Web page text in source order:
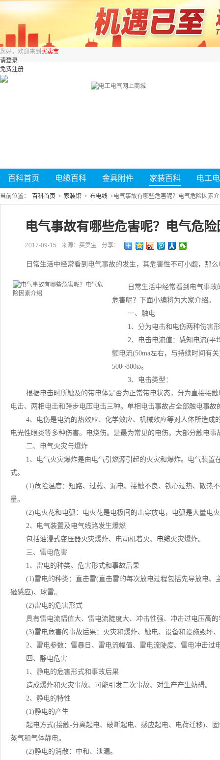
您好，欢迎来到 买卖宝
请登录
免费注册
百科首页 电缆百科 金具附件 家装百科 电工
当前位置： 百科首页 > 家装馆 > 布电线 >电气事故有哪些危害呢？电气危险因素
电气事故有哪些危害呢？电气危
2017-09-15 来源：买卖宝 分享：
日常生活中经常看到电气事故的发生，其危害性不可小觑，那
日常生活中经常看到电气事
危害呢？下面小编将为大家介绍。
一、触电
1、分为电击和电伤两种伤害
2、电击电流值：感知电流(平
颤电流(50ma左右，与持续时间有
500~800ω。
3、电击类型：
根据电击时所触及的带电体是否为正常带电状态，分为直接接
电击、两相电击和跨步电压电击三种。单相电击事故占全部触电事故
4、电伤是电流的热效应、化学效应、机械效应等对人体所造
电光性眼炎等多种伤害。电烧伤。是最为常见的电伤。大部分触电
二、电气火灾与爆炸
1、电气火灾爆炸是由电气引燃源引起的火灾和爆炸。电气装
式。
(1)危险温度：短路、过载、漏电、接触不良、铁心过热、散热
量。
(2)电火花和电弧：电火花是电极间的击穿放电，电弧是大量电
2、电气装置及电气线路发生爆燃
包括油浸式变压器火灾爆炸、电动机着火、 电缆火灾爆炸。
三、雷电危害
1、雷电的种类、危害形式和事故后果
(1)雷电的种类：直击雷(直击雷的每次放电过程包括先导放电
磁感应)、球雷。
(2)雷电的危害形式
具有雷电流幅值大、雷电流陡度大、冲击性强、冲击过电压高
(3)雷电危害的事故后果：火灾和爆炸、触电、设备和设施毁坏
2、雷电参数：雷暴日、雷电流幅值、雷电流陡度、雷电冲击过
四、静电危害
1、静电的危害形式和事故后果
造成爆炸和火灾事故、可能引发二次事故、对生产产生妨碍。
2、静电的特性
(1)静电的产生
起电方式(接触-分离起电、破断起电、感应起电、电荷迁移)、
蒸气和气体静电。
(2)静电的消散：中和、泄漏。